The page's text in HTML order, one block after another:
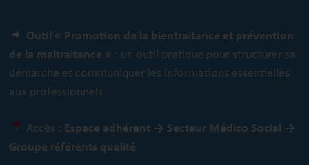
Outil « Promotion de la bientraitance et prévention
de la maltraitance » : un outil pratique pour structurer sa
démarche et communiquer les informations essentielles
aux professionnels
Accès : Espace adhérent → Secteur Médico Social →
Groupe référents qualité